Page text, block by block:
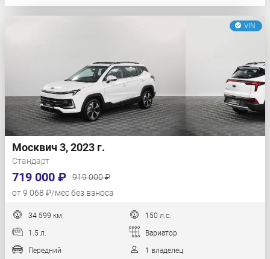
VIN
Москвич 3, 2023 г.
Стандарт
719 000 ₽
919 000 ₽
от 9 068 ₽/мес без взноса
34 599 км 150 л.с.
1.5 л. Вариатор
Передний 1 владелец